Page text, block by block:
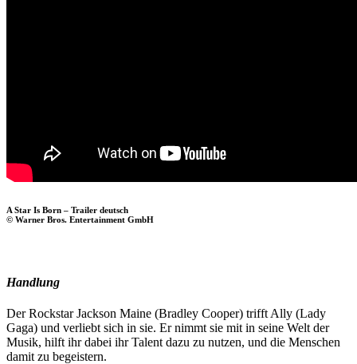
A Star Is Born – Trailer deutsch
© Warner Bros. Entertainment GmbH
Handlung
Der Rockstar Jackson Maine (Bradley Cooper) trifft Ally (Lady
Gaga) und verliebt sich in sie. Er nimmt sie mit in seine Welt der
Musik, hilft ihr dabei ihr Talent dazu zu nutzen, und die Menschen
damit zu begeistern.